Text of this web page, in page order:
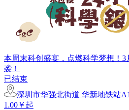
本周末科创盛宴，点燃科学梦想！3
袭！
已结束
深圳市华强北街道 华新地铁站
1.00￥起